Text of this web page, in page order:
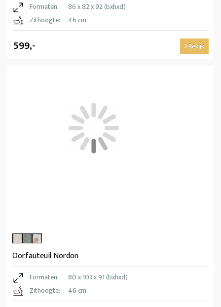
Formaten:
86 x 82 x 92 (bxhxd)
Zithoogte:
46 cm
599,- Bekijk
Oorfauteuil Nordon
Formaten:
80 x 103 x 91 (bxhxd)
Zithoogte:
46 cm